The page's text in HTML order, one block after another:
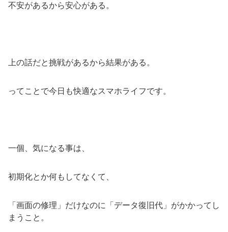
不安があるから安心がある。
上の話だと挑戦があるから結果がある。
ってことで今日も快適なスマホライフです。
一個、気になる事は、
初期化とか何もしてなくて、
「画面の修理」だけなのに「データ復旧代」がかかってし
まうこと。